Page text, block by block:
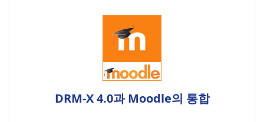
DRM-X 4.0과 Moodle의 통합